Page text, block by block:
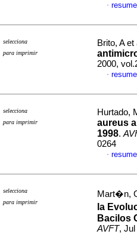
·
selecciona
para imprimir
Brito, A
2000,
·
selecciona
para imprimir
Hurtado,
aureus
1998.
0264
·
selecciona
para imprimir
Mart�n,
la
Bacilos
AVFT, Jul